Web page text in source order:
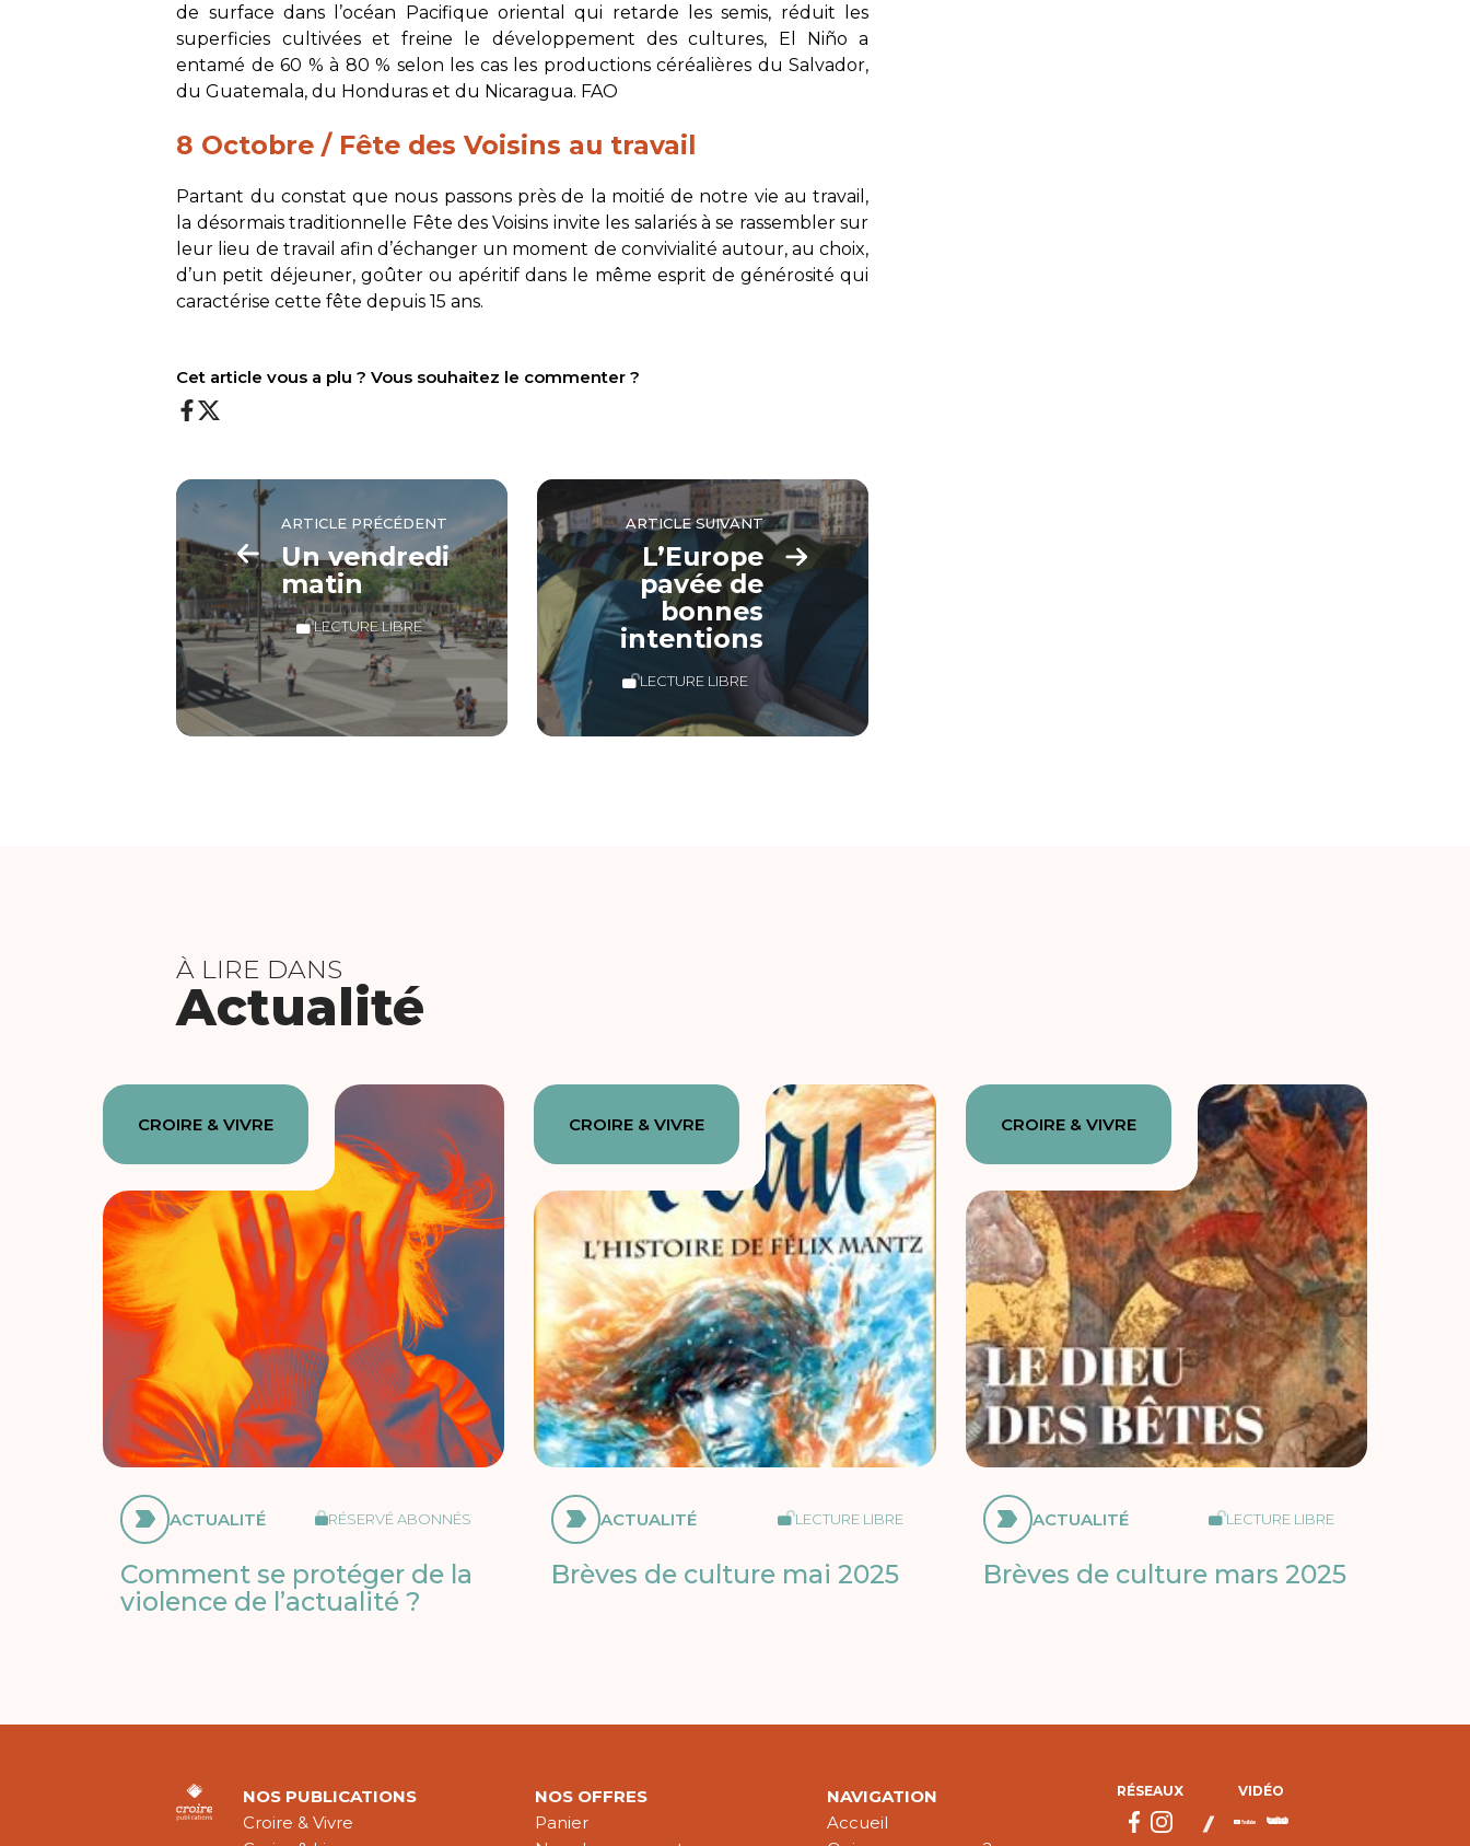
de surface dans l’océan Pacifique oriental qui retarde les semis, réduit les
superficies cultivées et freine le développement des cultures, El Niño a
entamé de 60 % à 80 % selon les cas les productions céréalières du Salvador,
du Guatemala, du Honduras et du Nicaragua. FAO
8 Octobre / Fête des Voisins au travail
Partant du constat que nous passons près de la moitié de notre vie au travail,
la désormais traditionnelle Fête des Voisins invite les salariés à se rassembler sur
leur lieu de travail afin d’échanger un moment de convivialité autour, au choix,
d’un petit déjeuner, goûter ou apéritif dans le même esprit de générosité qui
caractérise cette fête depuis 15 ans.
Cet article vous a plu ? Vous souhaitez le commenter ?
ARTICLE PRÉCÉDENT
Un vendredi
matin
LECTURE LIBRE
ARTICLE SUIVANT
L’Europe
pavée de
bonnes
intentions
LECTURE LIBRE
À LIRE DANS
Actualité
CROIRE & VIVRE
ACTUALITÉ RÉSERVÉ ABONNÉS
Comment se protéger de la
violence de l’actualité ?
CROIRE & VIVRE
ACTUALITÉ LECTURE LIBRE
Brèves de culture mai 2025
CROIRE & VIVRE
ACTUALITÉ LECTURE LIBRE
Brèves de culture mars 2025
NOS PUBLICATIONS
Croire & Vivre
NOS OFFRES
Panier
NAVIGATION
Accueil
RÉSEAUX VIDÉO